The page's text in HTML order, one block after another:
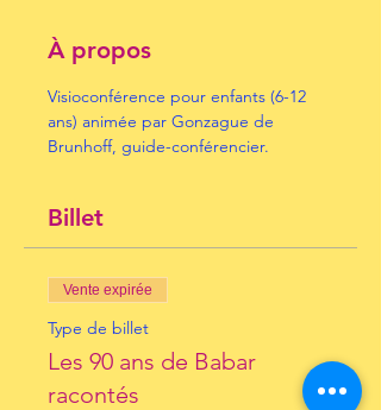
À propos
Visioconférence pour enfants (6-12
ans) animée par Gonzague de
Brunhoff, guide-conférencier.
Billet
Vente expirée
Type de billet
Les 90 ans de Babar
racontés